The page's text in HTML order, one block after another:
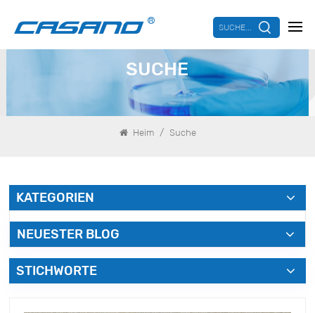
SUCHE...
SUCHE
Heim / Suche
KATEGORIEN
NEUESTER BLOG
STICHWORTE